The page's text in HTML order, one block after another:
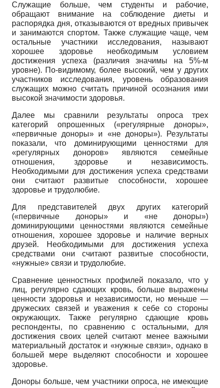
Служащие больше, чем студенты и рабочие,
обращают внимание на соблюдение диеты и
распорядка дня, отказываются от вредных привычек
и занимаются спортом. Также служащие чаще, чем
остальные участники исследования, называют
хорошее здоровье необходимым условием
достижения успеха (различия значимы на 5%-м
уровне). По-видимому, более высокий, чем у других
участников исследования, уровень образования
служащих можно считать причиной осознания ими
высокой значимости здоровья.
Далее мы сравнили результаты опроса трех
категорий опрошенных («регулярные доноры»,
«первичные доноры» и «не доноры»). Результаты
показали, что доминирующими ценностями для
«регулярных доноров» являются семейные
отношения, здоровье и независимость.
Необходимыми для достижения успеха средствами
они считают развитые способности, хорошее
здоровье и трудолюбие.
Для представителей двух других категорий
(«первичные доноры» и «не доноры»)
доминирующими ценностями являются семейные
отношения, хорошее здоровье и наличие верных
друзей. Необходимыми для достижения успеха
средствами они считают развитые способности,
«нужные» связи и трудолюбие.
Сравнение ценностных профилей показало, что у
лиц, регулярно сдающих кровь, больше выражены
ценности здоровья и независимости, но меньше —
дружеских связей и уважения к себе со стороны
окружающих. Также регулярно сдающие кровь
респонденты, по сравнению с остальными, для
достижения своих целей считают менее важными
материальный достаток и «нужные связи», однако в
большей мере выделяют способности и хорошее
здоровье.
Доноры больше, чем участники опроса, не имеющие